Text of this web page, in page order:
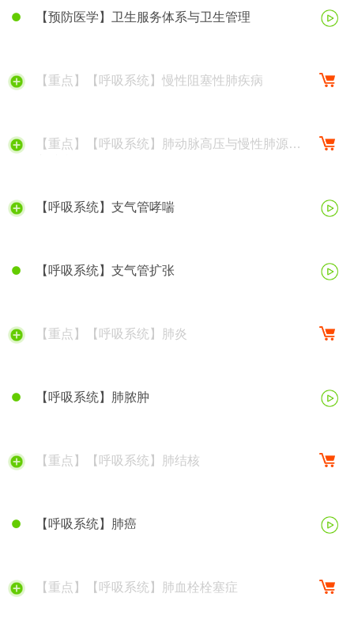
【预防医学】卫生服务体系与卫生管理
【重点】【呼吸系统】慢性阻塞性肺疾病
【重点】【呼吸系统】肺动脉高压与慢性肺源性
【呼吸系统】支气管哮喘
【呼吸系统】支气管扩张
【重点】【呼吸系统】肺炎
【呼吸系统】肺脓肿
【重点】【呼吸系统】肺结核
【呼吸系统】肺癌
【重点】【呼吸系统】肺血栓栓塞症